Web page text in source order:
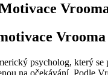
Vrooma
psycholog, který se